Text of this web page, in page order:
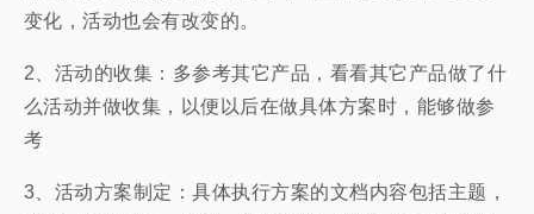
变化，活动也会有改变的。
2、活动的收集：多参考其它产品，看看其它产品做了什
么活动并做收集，以便以后在做具体方案时，能够做参
考
3、活动方案制定：具体执行方案的文档内容包括主题，